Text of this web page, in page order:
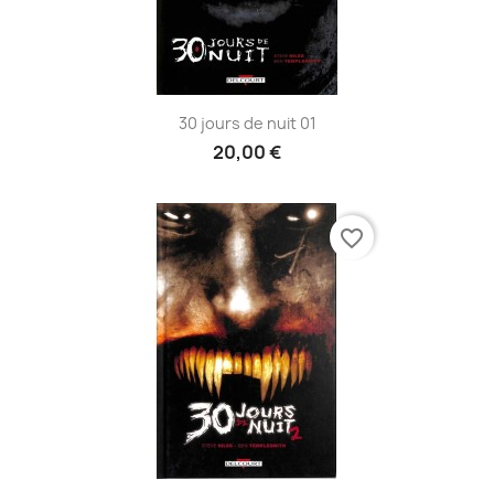
30 jours de nuit 01
20,00 €
favorite_border